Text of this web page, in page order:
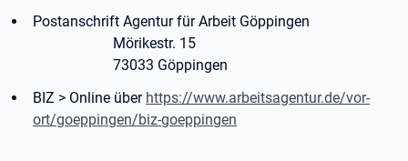
Postanschrift Agentur für Arbeit Göppingen
Mörikestr. 15
73033 Göppingen
BIZ > Online über https://www.arbeitsagentur.de/vor-
ort/goeppingen/biz-goeppingen